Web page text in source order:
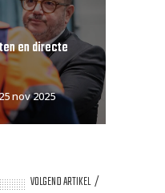
en directe
25 nov 2025
VOLGEND ARTIKEL